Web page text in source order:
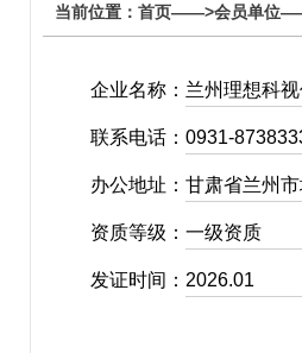
当前位置：首页——>会员单位
企业名称： 兰州理想科
联系电话： 0931-
办公地址： 甘肃省兰州
资质等级： 一级资质
发证时间： 2026.01